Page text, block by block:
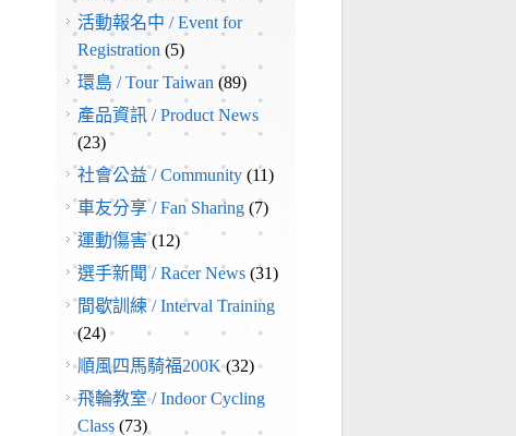
活動報名中 / Event for
Registration (5)
環島 / Tour Taiwan (89)
產品資訊 / Product News
(23)
社會公益 / Community (11)
車友分享 / Fan Sharing (7)
運動傷害(12)
選手新聞 / Racer News (31)
間歇訓練 / Interval Training
(24)
順風四馬騎福200K(32)
飛輪教室 / Indoor Cycling
Class (73)